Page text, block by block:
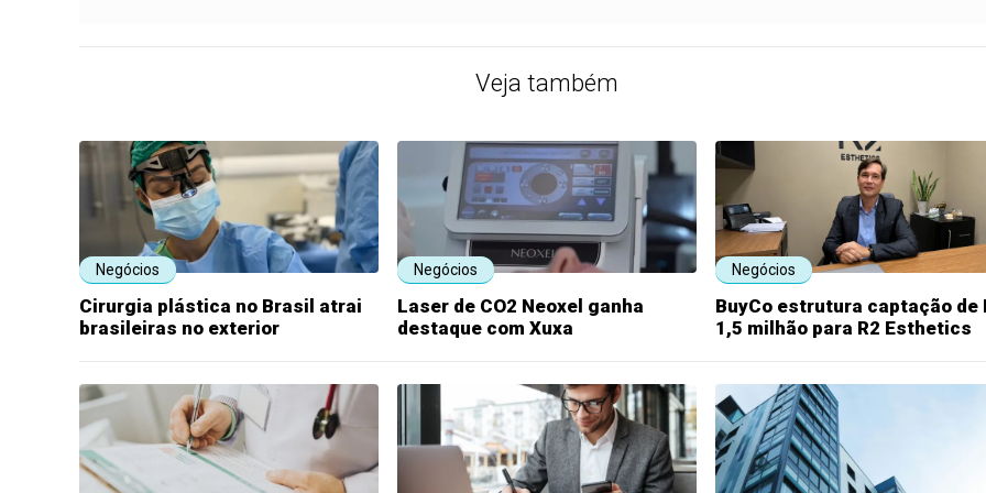
Veja também
Negócios
Cirurgia plástica no Brasil atrai
brasileiras no exterior
Negócios
Laser de CO2 Neoxel ganha
destaque com Xuxa
Negócios
BuyCo estrutura captação de
1,5 milhão para R2 Esthetics